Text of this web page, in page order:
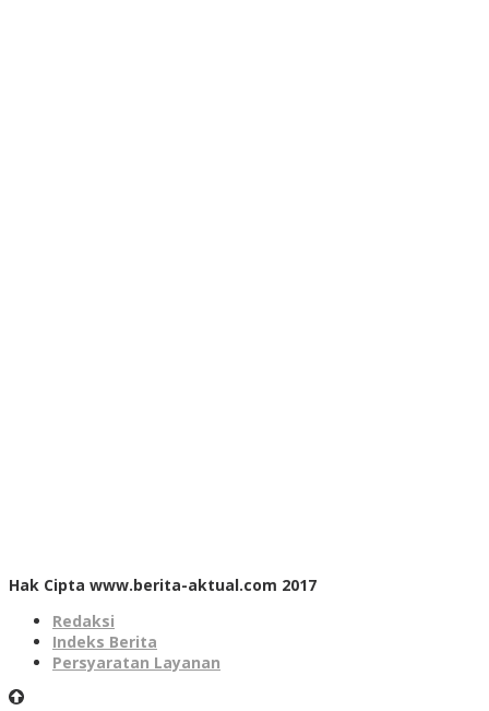
Hak Cipta www.berita-aktual.com 2017
Redaksi
Indeks Berita
Persyaratan Layanan